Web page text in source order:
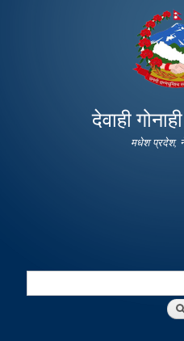
main
content
देवाही
मधेश प्रदेश,
Search